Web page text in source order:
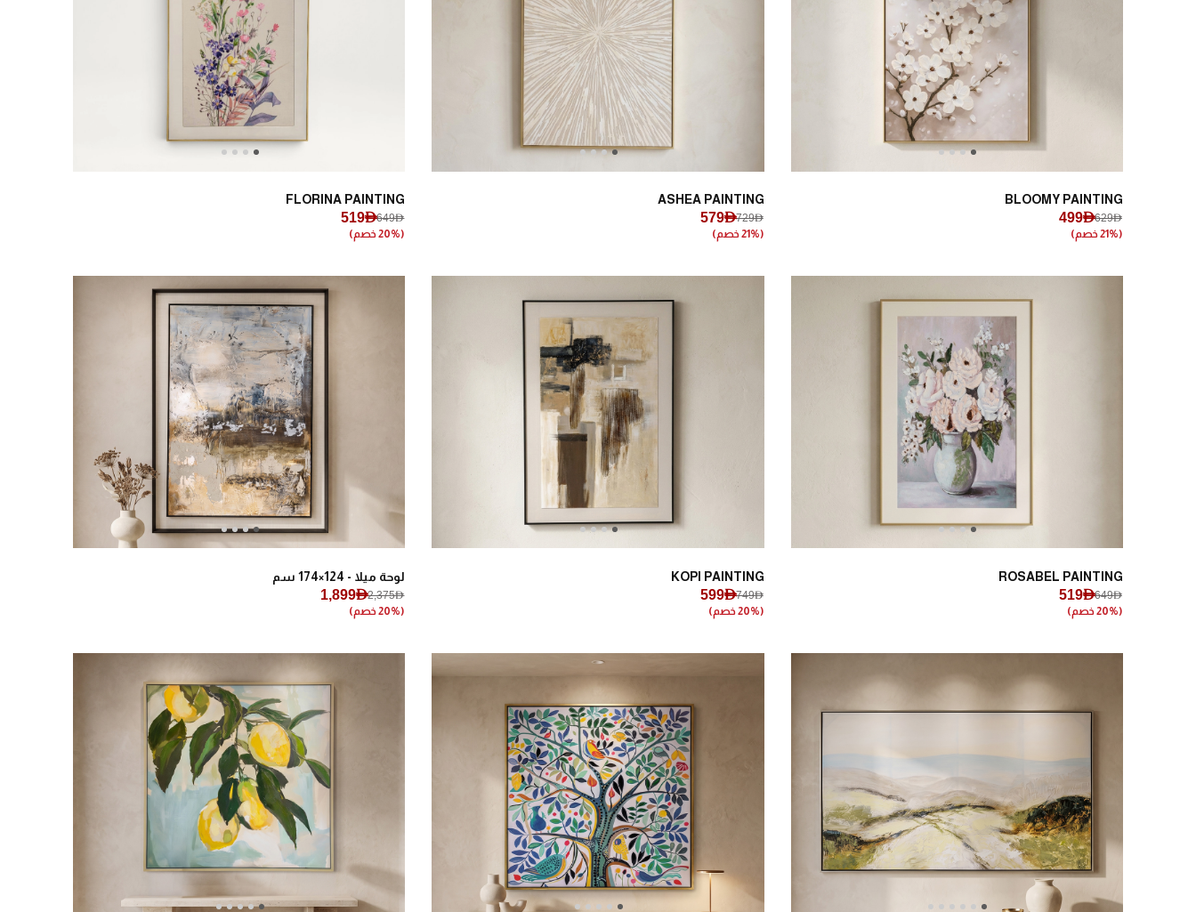
Previous
Next
BLOOMY PAINTING
499AED629AED
(21% خصم)
Previous
Next
ASHEA PAINTING
579AED729AED
(21% خصم)
Previous
Next
FLORINA PAINTING
519AED649AED
(20% خصم)
Previous
Next
ROSABEL PAINTING
519AED649AED
(20% خصم)
Previous
Next
KOPI PAINTING
599AED749AED
(20% خصم)
Previous
Next
لوحة ميلا - 124×174 سم
1,899AED2,375AED
(20% خصم)
Previous
Next
Previous
Next
Previous
Next